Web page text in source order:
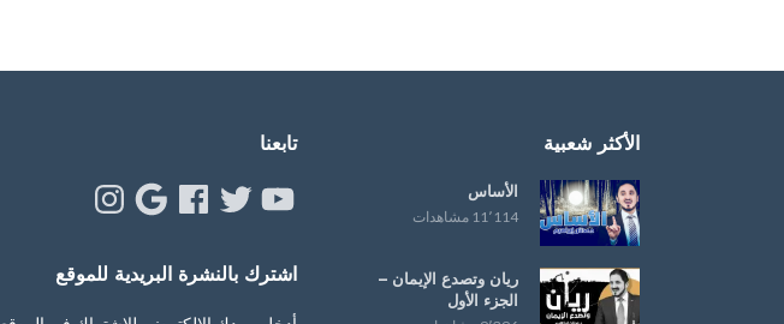
الأكثر شعبية
الأساس
11٬114 مشاهدات
ريان وتصدع الإيمان –
الجزء الأول
تابعنا
YouTube
Twitter
Facebook
Google
Instagram
اشترك بالنشرة البريدية للموقع